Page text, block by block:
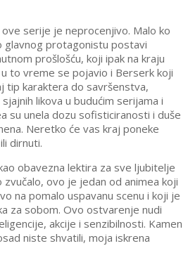
serije je neprocenjivo. Malo ko
glavnog protagonistu postavi
prošlošću, koji ipak na kraju
to vreme se pojavio i Berserk koji
tip karaktera do savršenstva,
likova u budućim serijama i
su unela dozu sofisticiranosti i duše
Neretko će vas kraj poneke
dirnuti.
obavezna lektira za sve ljubitelje
zvučalo, ovo je jedan od animea koji
na pomalo uspavanu scenu i koji je
za sobom. Ovo ostvarenje nudi
akcije i senzibilnosti. Kamen
niste shvatili, moja iskrena